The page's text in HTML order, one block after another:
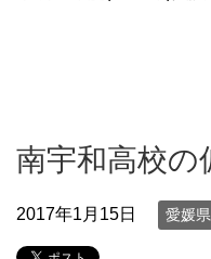
南宇和高校の
2017年1月15日 愛媛県